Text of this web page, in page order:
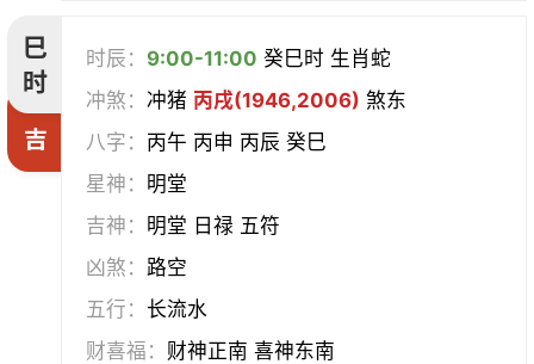
巳
时
吉
时辰： 9:00-11:00 癸巳时 生肖蛇
冲煞：冲猪 丙戌(1946,2006) 煞东
八字： 丙午 丙申 丙辰 癸巳
星神： 明堂
吉神： 明堂 日禄 五符
凶煞： 路空
五行： 长流水
财喜福： 财神正南 喜神东南